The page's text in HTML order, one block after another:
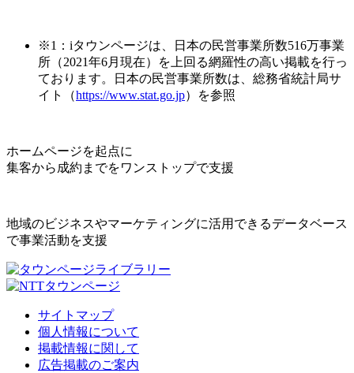
※1：iタウンページは、日本の民営事業所数516万事業
所（2021年6月現在）を上回る網羅性の高い掲載を行っ
ております。日本の民営事業所数は、総務省統計局サ
イト（https://www.stat.go.jp）を参照
ホームページを起点に
集客から成約までをワンストップで支援
地域のビジネスやマーケティングに活用できるデータベース
で事業活動を支援
サイトマップ
個人情報について
掲載情報に関して
広告掲載のご案内